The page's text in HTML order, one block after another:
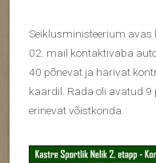
Seiklusministeerium avas
02. mail kontaktivaba
40 põnevat ja harivat
kaardil. Rada oli avatud 9
erinevat võistkonda.